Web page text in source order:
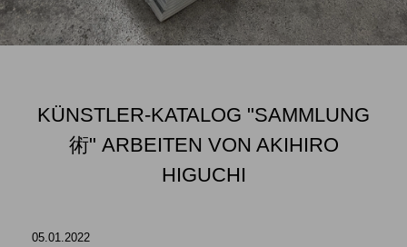
KÜNSTLER-KATALOG "SAMMLUNG
術" ARBEITEN VON AKIHIRO
HIGUCHI
05.01.2022